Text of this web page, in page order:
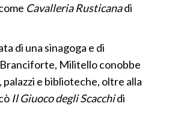
Cavalleria Rusticanadi
di una sinagoga e di
Militello conobbe
e biblioteche, oltre alla
Il Giuoco degli Scacchidi